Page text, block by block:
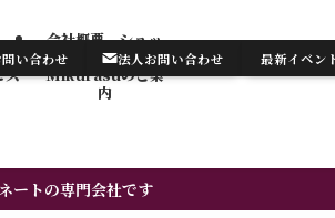
ンの
ス
会社概要 ショッ
プ・サロン
Mikurasuのご案
内​
お知らせ/最新情報
ートの専門会社です
い合わせ 法人お問い合わせ 最新イベン